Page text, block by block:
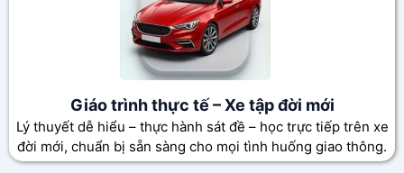
Giáo trình thực tế – Xe tập đời mới
Lý thuyết dễ hiểu – thực hành sát đề – học trực tiếp trên xe
đời mới, chuẩn bị sẵn sàng cho mọi tình huống giao thông.